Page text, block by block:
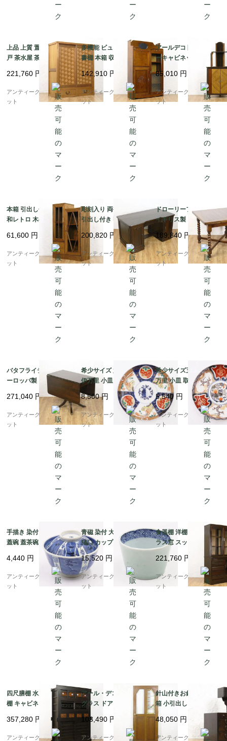
上品 上質 置水屋 網代
戸 茶水屋 茶道 古民具
古民家 日本製 アンティ
ーク家具
221,760 円
アンティークブルーパロ
ット
多機能 ビューロー付き
書棚 本箱 収納 ブック
ビューロー アンティー
ク レトロ 昭和初期
142,910 円
アンティークブルーパロ
ット
アールデコ 隅棚 コーナ
ーキャビネット 収納家
具 飾り棚 昭和レトロ
おしゃれ 日本の家具 ア
ンティーク ヴィンテー
ジ
85,010 円
アンティークブルーパロ
ット
本箱 引出し付き書棚 昭
和レトロ 木の温もり ナ
チュラル シンプル 小ぶ
り 隙間家具 かわいい
日本製 明るめブラウン
61,600 円
アンティークブルーパロ
ット
彫刻入り 両袖机 書斎机
引出し付き 収納付き 重
厚感 日本製 おしゃれ
アンティークデスク
200,820 円
アンティークブルーパロ
ット
ドローリーフテーブル
イギリス製 オーク材 木
製 アンティーク 伸長式
ツイストレッグ
189,840 円
アンティークブルーパロ
ット
バタフライテーブル ヨ
ーロッパ製 クルミ材 ウ
ォルナット 木製 アンテ
ィーク 伸長式
271,040 円
アンティークブルーパロ
ット
希少サイズ 六寸 色絵
伊万里 小皿 取り皿 菓
子皿 アンティーク 骨董
和食器 カラフル（鳳
凰・尾長鳥・橘・瓢
箪・松・菱）
8,500円
アンティークブルーパロ
ット
希少サイズ五寸色絵 伊
万里 小皿 取り皿 菓子
皿 アンティーク 骨董
和食器（梅・寿・唐
花・菱）
5,540 円
アンティークブルーパロ
ット
手描き 染付 墨はじき
蓋碗 蓋茶碗 骨董 アン
ティーク 和食器 おもて
なし 藍 ブルー（松竹
4,440 円
アンティークブルーパロ
ット
青磁 染付 大きめ 蕎麦
猪口 カップ 小鉢 骨董
和食器 呉須 藍 アンテ
ィーク 和モダン（五弁
花・菱・格子）
15,520 円
アンティークブルーパロ
ット
食器棚 洋棚 両開き ガ
ラス窓 スッキリ 昭和初
期頃 アンティーク 日本
製 おしゃれ シンプル
木の温もり
221,760 円
アンティークブルーパロ
ット
四尺膳棚 水屋箪笥 食器
棚 キャビネット 二段重
ね 重厚感 時代家具 ア
ンティーク 骨董 和モダ
ン 町屋家具 台所 古民
357,280 円
アンティークブルーパロ
アール・デコ ステンド
グラス ドア 扉 1枚 おし
ゃれ 間仕切り 建具 ア
ンティーク ヴィンテー
ジ
103,490 円
アンティークブルーパロ
針山付きお針箱 お裁縫
箱 小引出し 小物入れ
日本の道具 古民具 和骨
董 アンティーク 木製
桑材
48,050 円
アンティークブルーパロ